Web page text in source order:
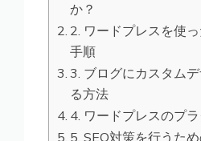
か？
2. ワードプレスを使
手順
3. ブログにカスタム
る方法
4. ワードプレスのプ